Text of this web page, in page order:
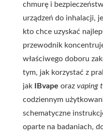
chmurę i
urządzeń do inhalacji,
kto chce uzyskać
przewodnik
właściwego doboru
tym, jak korzystać z
jak
IBvape oraz vaping
codziennym
schematyczne
oparte na badaniach,